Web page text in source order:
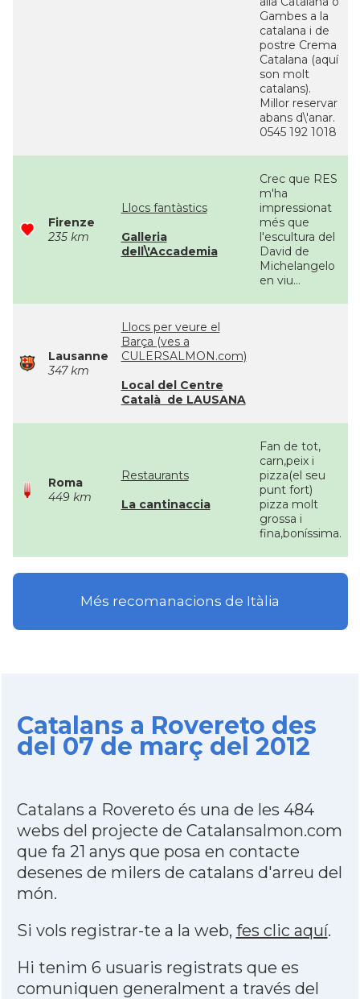
Gambes a la
catalana i de
postre Crema
Catalana (aquí
son molt
catalans).
Millor reservar
abans d\'anar.
0545 192 1018
Firenze
235 km
Llocs fantàstics
Galleria
dell\'Accademia
Crec que RES
m'ha
impressionat
més que
l'escultura del
David de
Michelangelo
en viu...
Lausanne
347 km
Llocs per veure el
Barça (ves a
CULERSALMON.com)
Local del Centre
Català de LAUSANA
Roma
449 km
Restaurants
La cantinaccia
Fan de tot,
carn,peix i
pizza(el seu
punt fort)
pizza molt
grossa i
fina,boníssima.
Més recomanacions de Itàlia
Catalans a Rovereto des
del 07 de març del 2012
Catalans a Rovereto és una de les 484
webs del projecte de Catalansalmon.com
que fa 21 anys que posa en contacte
desenes de milers de catalans d'arreu del
món.
Si vols registrar-te a la web, fes clic aquí.
Hi tenim 6 usuaris registrats que es
comuniquen generalment a través del